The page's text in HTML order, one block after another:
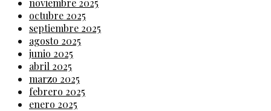
noviembre 2025
octubre 2025
septiembre 2025
agosto 2025
junio 2025
abril 2025
marzo 2025
febrero 2025
enero 2025